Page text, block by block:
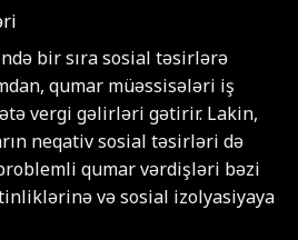
bir sıra sosial təsirlərə
qumar müəssisələri iş
vergi gəlirləri gətirir. Lakin,
neqativ sosial təsirləri də
qumar vərdişləri bəzi
və sosial izolyasiyaya